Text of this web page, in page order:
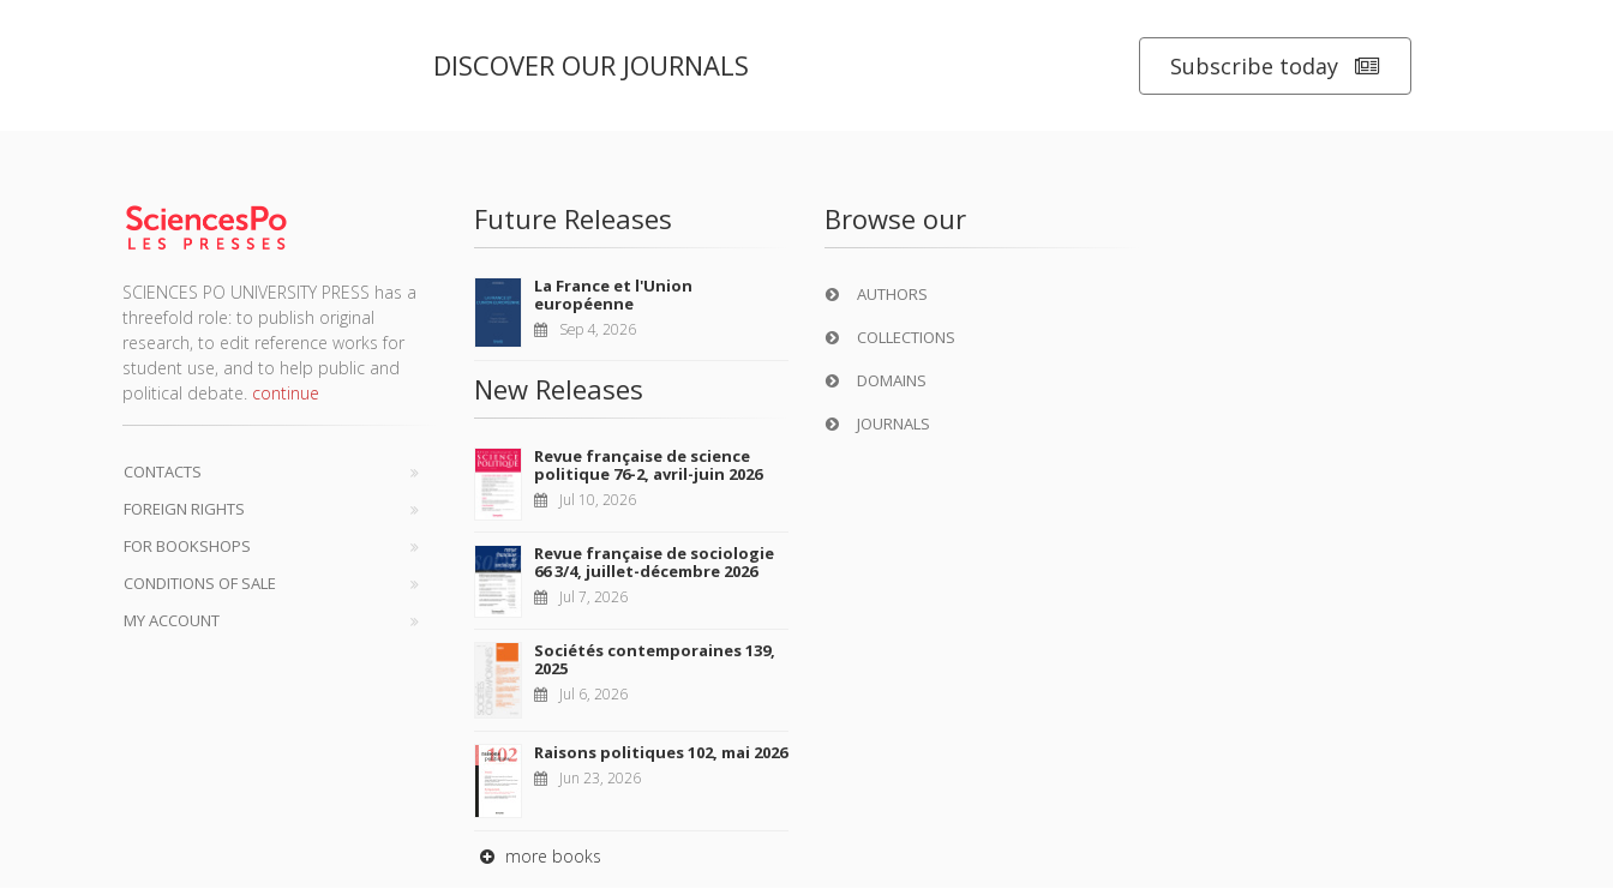
DISCOVER OUR JOURNALS Subscribe today
SCIENCES PO UNIVERSITY PRESS has a
threefold role: to publish original
research, to edit reference works for
student use, and to help public and
political debate. continue
CONTACTS
FOREIGN RIGHTS
FOR BOOKSHOPS
CONDITIONS OF SALE
MY ACCOUNT
Future Releases
La France et l'Union
européenne
Sep 4, 2026
New Releases
Revue française de science
politique 76-2, avril-juin 2026
Jul 10, 2026
Revue française de sociologie
66 3/4, juillet-décembre 2026
Jul 7, 2026
Sociétés contemporaines 139,
2025
Jul 6, 2026
Raisons politiques 102, mai 2026
Jun 23, 2026
more books
Browse our
AUTHORS
COLLECTIONS
DOMAINS
JOURNALS